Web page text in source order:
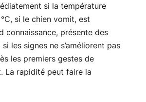
si la température
si le chien vomit, est
connaissance, présente des
les signes ne s’améliorent pas
les premiers gestes de
La rapidité peut faire la